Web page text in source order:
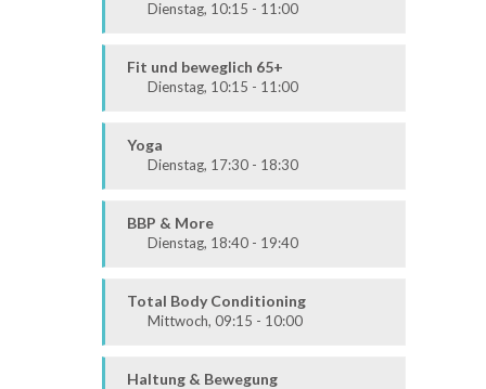
Dienstag, 10:15 - 11:00
Fit und beweglich 65+
Dienstag, 10:15 - 11:00
Alle
Yoga
Dienstag, 17:30 - 18:30
Alle
BBP & More
Dienstag, 18:40 - 19:40
Alle
Total Body Conditioning
Mittwoch, 09:15 - 10:00
Alle
Haltung & Bewegung